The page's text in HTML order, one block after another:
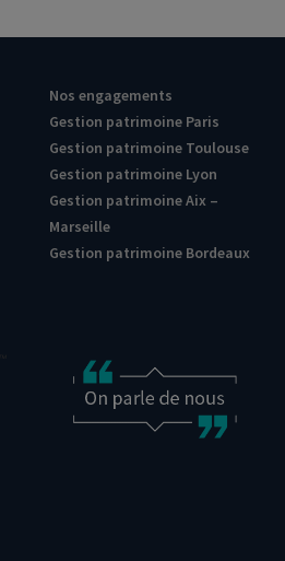
Nos engagements
Gestion patrimoine Paris
Gestion patrimoine Toulouse
Gestion patrimoine Lyon
Gestion patrimoine Aix –
Marseille
Gestion patrimoine Bordeaux